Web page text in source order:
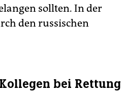
sollten. In der
den russischen
bei Rettung